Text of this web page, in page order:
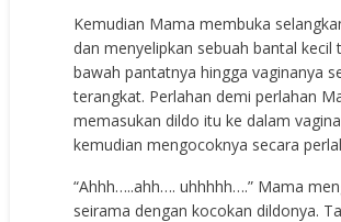
Kemudian Mama membuka
dan menyelipkan sebuah bantal kecil
bawah pantatnya hingga vaginanya
terangkat. Perlahan demi perlahan
memasukan dildo itu ke dalam
kemudian mengocoknya secara
“Ahhh…..ahh…. uhhhhh….” Mama
seirama dengan kocokan dildonya.